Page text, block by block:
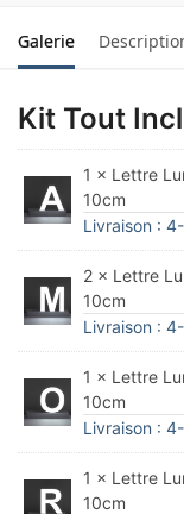
Galerie
Kit Tout
1 × Lettre
10cm
Livraison :
2 × Lettre
10cm
Livraison :
1 × Lettre
10cm
Livraison :
1 × Lettre
10cm